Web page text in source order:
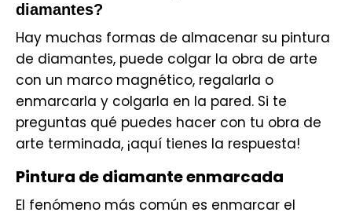
diamantes?
Hay muchas formas de almacenar su pintura
de diamantes, puede colgar la obra de arte
con un marco magnético, regalarla o
enmarcarla y colgarla en la pared. Si te
preguntas qué puedes hacer con tu obra de
arte terminada, ¡aquí tienes la respuesta!
Pintura de diamante enmarcada
El fenómeno más común es enmarcar el